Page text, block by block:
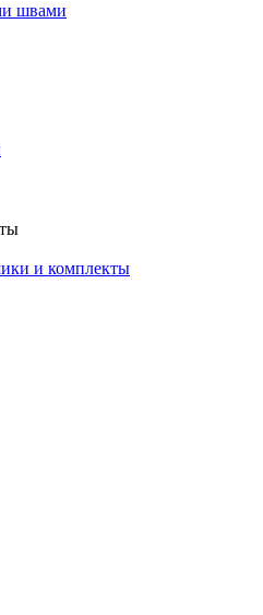
швами
и комплекты